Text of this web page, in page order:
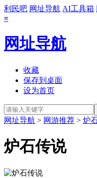
利民吧 网址导航 AI工具箱
≡
网址导航
收藏
保存到桌面
设为首页
网址导航 > 网游推荐 > 炉
炉石传说